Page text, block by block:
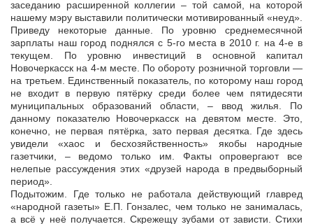
заседанию расширенной коллегии – той самой, на которой
нашему мэру выставили политически мотивированный «неуд».
Приведу некоторые данные. По уровню среднемесячной
зарплаты наш город поднялся с 5-го места в 2010 г. на 4-е в
текущем. По уровню инвестиций в основной капитал
Новочеркасск на 4-м месте. По обороту розничной торговли —
на третьем. Единственный показатель, по которому наш город
не входит в первую пятёрку среди более чем пятидесяти
муниципальных образований области, – ввод жилья. По
данному показателю Новочеркасск на девятом месте. Это,
конечно, не первая пятёрка, зато первая десятка. Где здесь
увидели «хаос и бесхозяйственность» якобы народные
газетчики, – ведомо только им. Факты опровергают все
нелепые рассуждения этих «друзей народа в предвыборный
период».
Подытожим. Где только не работала действующий главред
«народной газеты» Е.П. Гонзалес, чем только не занималась,
а всё у неё получается. Скрежещу зубами от зависти. Стихи